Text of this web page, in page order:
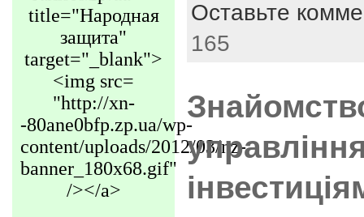
title="Народная
защита"
target="_blank">
<img src=
"http://xn-
-80ane0bfp.zp.ua/wp-
content/uploads/2012/03/nz-
banner_180x68.gif"
/></a>
Оставьте
165